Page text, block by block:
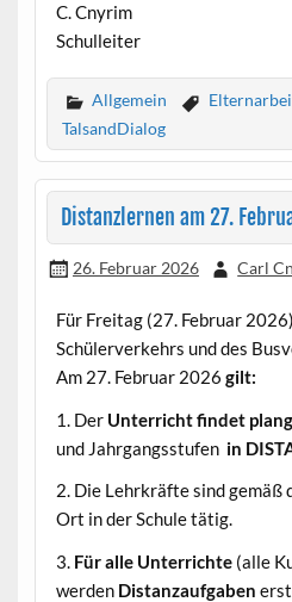
C. Cnyrim
Schulleiter
Allgemein
TalsandDialog
Distanzlernen am 27.
26. Februar 2026 Carl
Für Freitag (27. Februar
Schülerverkehrs und des
Am 27. Februar 2026 gilt:
1. Der Unterricht findet
und Jahrgangsstufen in
2. Die Lehrkräfte sind gemäß
Ort in der Schule tätig.
3. Für alle Unterrichte (alle
werden Distanzaufgaben